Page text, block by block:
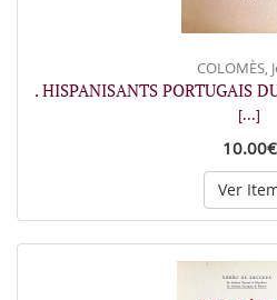
COLOMÈS,
. HISPANISANTS PORTUGAIS
[...]
10.00€
Ver